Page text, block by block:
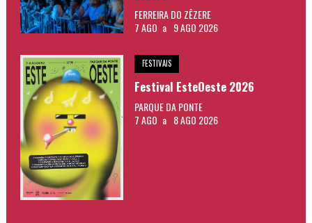
FERREIRA DO ZÊZERE
7 AGO a 9 AGO 2026
FESTIVAIS
Festival EsteOeste 2026
PARQUE DA PONTE
7 AGO a 8 AGO 2026